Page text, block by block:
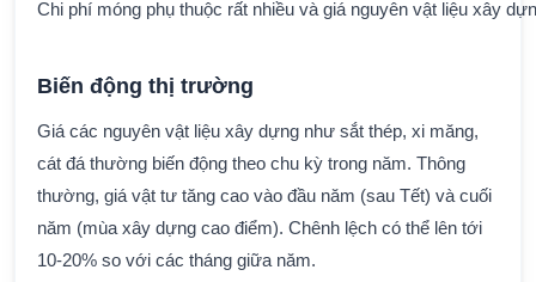
Chi phí móng phụ thuộc rất nhiều và giá nguyên vật liệu xây
Biến động thị trường
Giá các nguyên vật liệu xây dựng như sắt thép, xi măng,
cát đá thường biến động theo chu kỳ trong năm. Thông
thường, giá vật tư tăng cao vào đầu năm (sau Tết) và cuối
năm (mùa xây dựng cao điểm). Chênh lệch có thể lên tới
10-20% so với các tháng giữa năm.